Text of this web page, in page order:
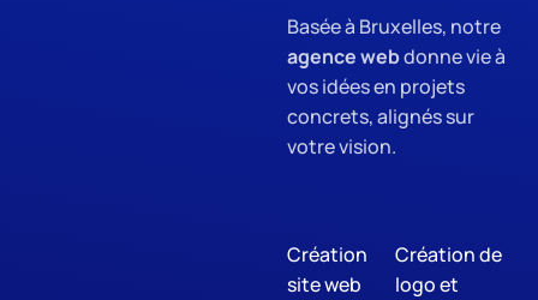
Basée à Bruxelles, notre
agence webdonne vie à
vos idées en projets
concrets, alignés sur
votre vision.
Création
site web
Création de
logo et